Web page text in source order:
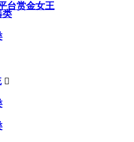
台赏金女王
类
